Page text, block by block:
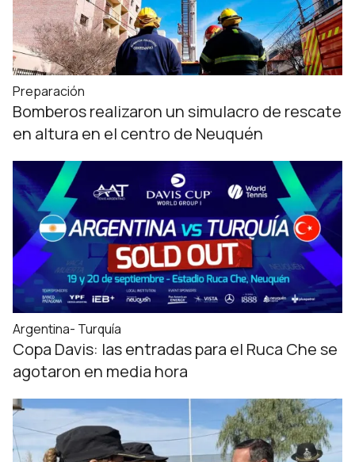
Preparación
Bomberos realizaron un simulacro de rescate
en altura en el centro de Neuquén
Argentina- Turquía
Copa Davis: las entradas para el Ruca Che se
agotaron en media hora